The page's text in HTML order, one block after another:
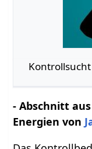
- Abschnitt
Energien von